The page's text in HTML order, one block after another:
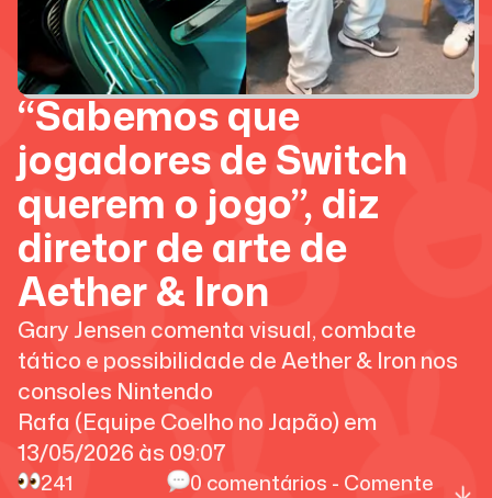
“Sabemos que
jogadores de Switch
querem o jogo”, diz
diretor de arte de
Aether & Iron
Gary Jensen comenta visual, combate
tático e possibilidade de Aether & Iron nos
consoles Nintendo
Rafa (Equipe Coelho no Japão) em
13/05/2026 às 09:07
241
0 comentários - Comente